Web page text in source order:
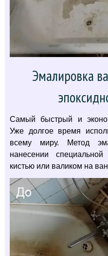
Эмалировка
Самый быстрый и
Уже долгое время
всему миру. Метод
нанесении
кистью или валиком на